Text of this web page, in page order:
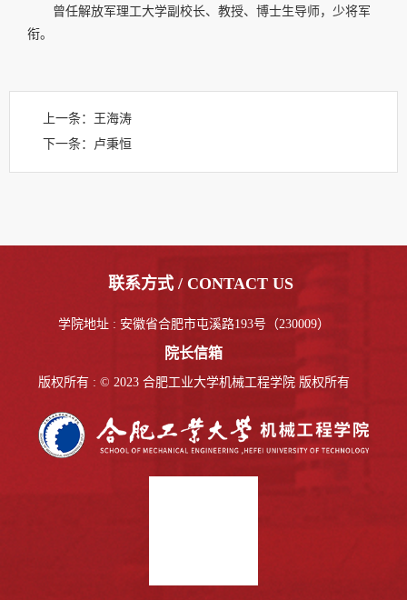
曾任解放军理工大学副校长、教授、博士生导师，少将军
衔。
上一条： 王海涛
下一条：
卢秉恒
联系方式 / CONTACT US
学院地址 : 安徽省合肥市屯溪路193号（230009）
院长信箱
版权所有 : © 2023 合肥工业大学机械工程学院 版权所有